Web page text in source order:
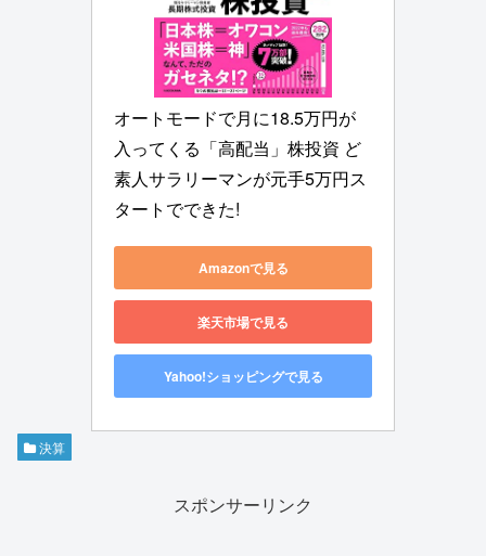
オートモードで月に18.5万円が
入ってくる「高配当」株投資 ど
素人サラリーマンが元手5万円ス
タートでできた!
Amazonで見る
楽天市場で見る
Yahoo!ショッピングで見る
決算
スポンサーリンク